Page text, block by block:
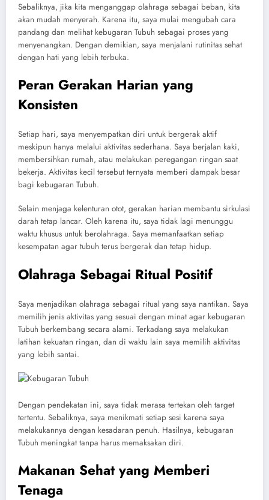
Sebaliknya, jika kita menganggap olahraga sebagai beban, kita
akan mudah menyerah. Karena itu, saya mulai mengubah cara
pandang dan melihat kebugaran Tubuh sebagai proses yang
menyenangkan. Dengan demikian, saya menjalani rutinitas sehat
dengan hati yang lebih terbuka.
Peran Gerakan Harian yang
Konsisten
Setiap hari, saya menyempatkan diri untuk bergerak aktif
meskipun hanya melalui aktivitas sederhana. Saya berjalan kaki,
membersihkan rumah, atau melakukan peregangan ringan saat
bekerja. Aktivitas kecil tersebut ternyata memberi dampak besar
bagi kebugaran Tubuh.
Selain menjaga kelenturan otot, gerakan harian membantu sirkulasi
darah tetap lancar. Oleh karena itu, saya tidak lagi menunggu
waktu khusus untuk berolahraga. Saya memanfaatkan setiap
kesempatan agar tubuh terus bergerak dan tetap hidup.
Olahraga Sebagai Ritual Positif
Saya menjadikan olahraga sebagai ritual yang saya nantikan. Saya
memilih jenis aktivitas yang sesuai dengan minat agar kebugaran
Tubuh berkembang secara alami. Terkadang saya melakukan
latihan kekuatan ringan, dan di waktu lain saya memilih aktivitas
yang lebih santai.
Dengan pendekatan ini, saya tidak merasa tertekan oleh target
tertentu. Sebaliknya, saya menikmati setiap sesi karena saya
melakukannya dengan kesadaran penuh. Hasilnya, kebugaran
Tubuh meningkat tanpa harus memaksakan diri.
Makanan Sehat yang Memberi
Tenaga